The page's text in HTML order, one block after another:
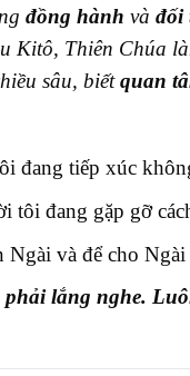
đồng hành và đối
Kitô, Thiên Chúa
sâu, biếtquan
đang tiếp xúc
tôi đang gặp gỡ
và để cho Ngài
lắng nghe.